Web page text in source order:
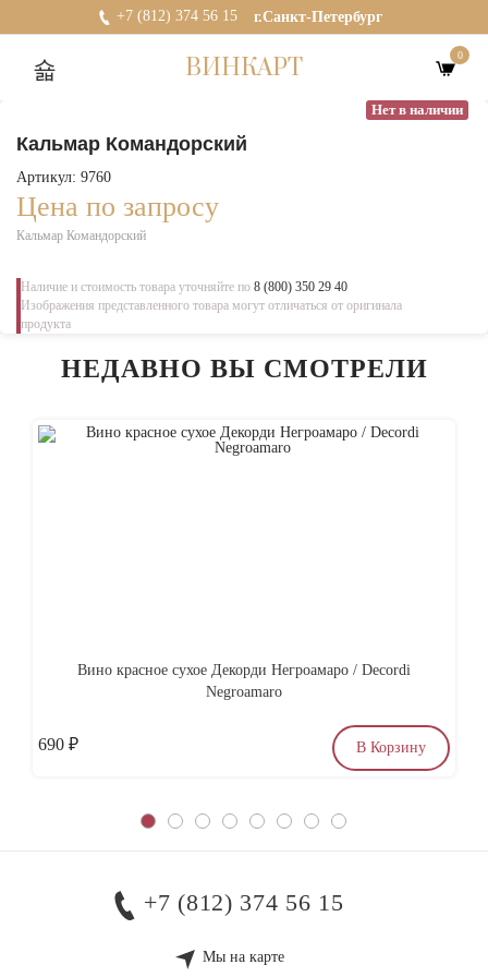
+7 (812) 374 56 15 г.Санкт-Петербург
ВИНКАРТ 0
Нет в наличии
Кальмар Командорский
Артикул: 9760
Цена по запросу
Кальмар Командорский
Наличие и стоимость товара уточняйте по 8 (800) 350 29 40
Изображения представленного товара могут отличаться от оригинала
продукта
НЕДАВНО ВЫ СМОТРЕЛИ
Вино красное сухое Декорди Негроамаро / Decordi
Negroamaro
690 ₽ В Корзину
+7 (812) 374 56 15
Мы на карте